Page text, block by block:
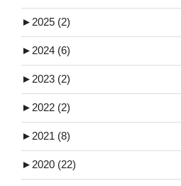
► 2025 (2)
► 2024 (6)
► 2023 (2)
► 2022 (2)
► 2021 (8)
► 2020 (22)